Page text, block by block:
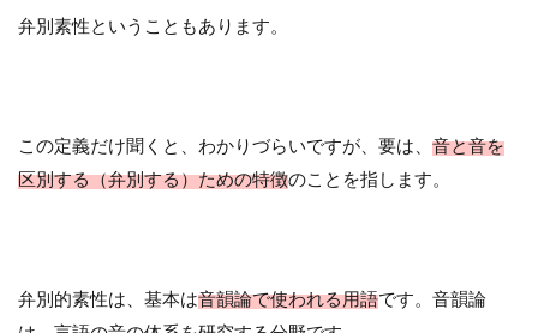
弁別素性ということもあります。
この定義だけ聞くと、わかりづらいですが、要は、 音と音を
区別する（弁別する）ための特徴のことを指します。
弁別的素性は、基本は音韻論で使われる用語です。音韻論